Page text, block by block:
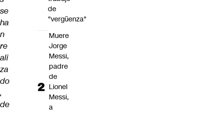
se
ha
n
re
ali
za
do
,
de
de
"vergüenza"
Muere
Jorge
Messi,
padre
de
Lionel
Messi,
a